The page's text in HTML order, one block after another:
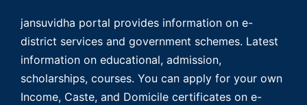
jansuvidha portal provides information on e-
district services and government schemes. Latest
information on educational, admission,
scholarships, courses. You can apply for your own
Income, Caste, and Domicile certificates on e-